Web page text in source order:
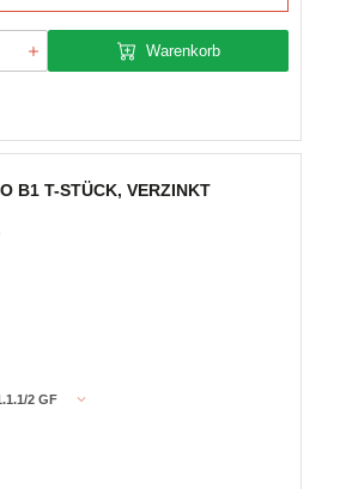
Warenkorb
B1 T-STÜCK, VERZINKT
2 GF